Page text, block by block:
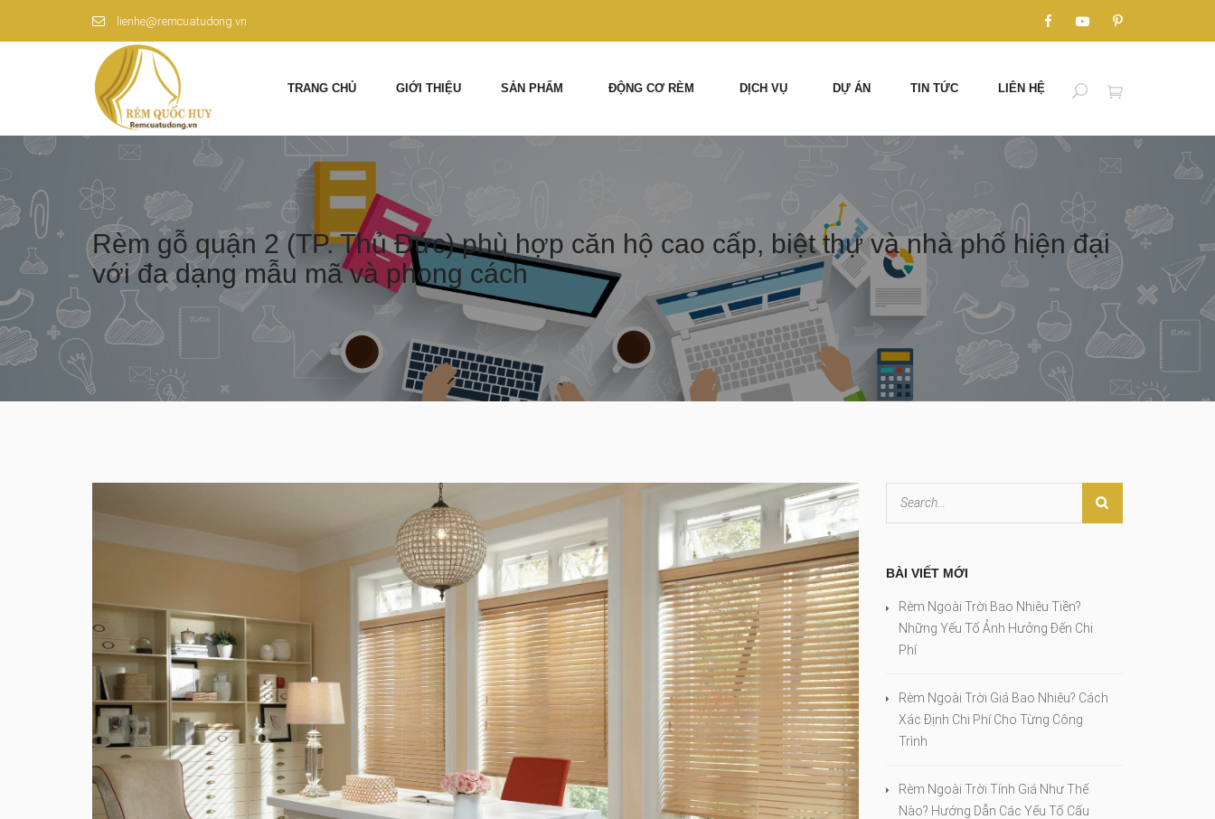
lienhe@remcuatudong.vn
TRANG CHỦ GIỚI THIỆU SẢN PHẨM ĐỘNG CƠ RÈM DỊCH VỤ DỰ ÁN TIN TỨC LIÊN HỆ
Rèm gỗ quận 2 (TP. Thủ Đức) phù hợp căn hộ cao cấp, biệt thự và nhà phố hiện đại
với đa dạng mẫu mã và phong cách
BÀI VIẾT MỚI
Rèm Ngoài Trời Bao Nhiêu Tiền?
Những Yếu Tố Ảnh Hưởng Đến Chi
Phí
Rèm Ngoài Trời Giá Bao Nhiêu? Cách
Xác Định Chi Phí Cho Từng Công
Trình
Rèm Ngoài Trời Tính Giá Như Thế
Nào? Hướng Dẫn Các Yếu Tố Cấu